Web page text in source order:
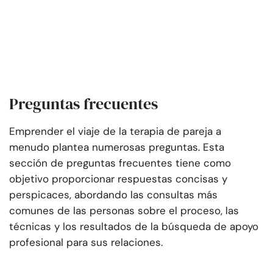
Preguntas frecuentes
Emprender el viaje de la terapia de pareja a
menudo plantea numerosas preguntas. Esta
sección de preguntas frecuentes tiene como
objetivo proporcionar respuestas concisas y
perspicaces, abordando las consultas más
comunes de las personas sobre el proceso, las
técnicas y los resultados de la búsqueda de apoyo
profesional para sus relaciones.